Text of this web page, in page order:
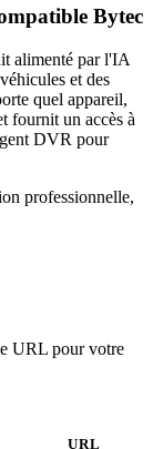
Bytec
alimenté par l'IA
et des
quel appareil,
fournit un accès à
DVR pour
professionnelle,
URL pour votre
URL